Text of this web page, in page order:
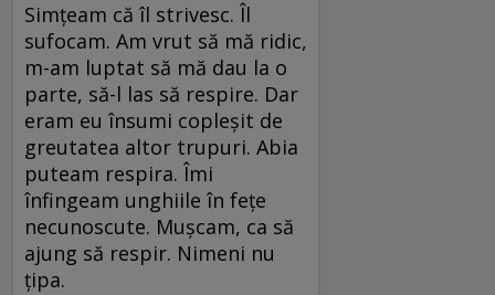
Simţeam că îl strivesc. Îl
sufocam. Am vrut să mă ridic,
m-am luptat să mă dau la o
parte, să-l las să respire. Dar
eram eu însumi copleşit de
greutatea altor trupuri. Abia
puteam respira. Îmi
înfingeam unghiile în feţe
necunoscute. Muşcam, ca să
ajung să respir. Nimeni nu
ţipa.